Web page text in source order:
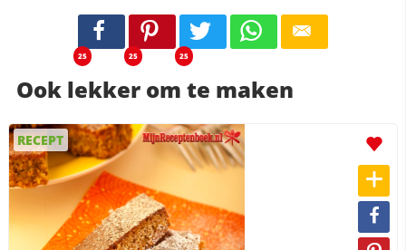
25 25 25
Ook lekker om te maken
RECEPT